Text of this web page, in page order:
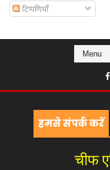
टिप्पणियाँ
हमसे संपर्क करें
चीफ